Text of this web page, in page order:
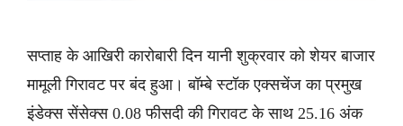
सप्ताह के आखिरी कारोबारी दिन यानी शुक्रवार को शेयर बाजार
मामूली गिरावट पर बंद हुआ। बॉम्बे स्टॉक एक्सचेंज का प्रमुख
इंडेक्स सेंसेक्स 0.08 फीसदी की गिरावट के साथ 25.16 अंक